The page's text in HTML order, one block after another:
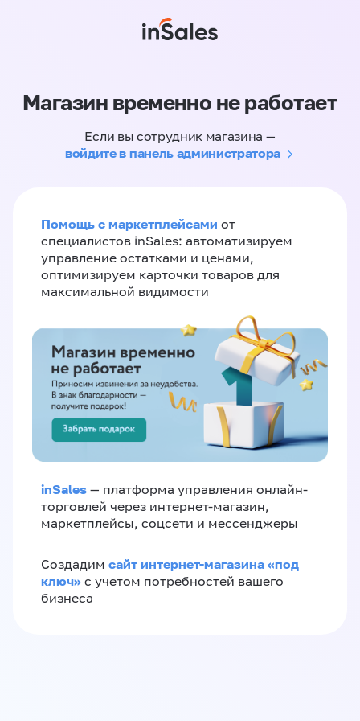
Магазин временно не работает
Если вы сотрудник магазина —
войдите в панель администратора
Помощь с маркетплейсами от
специалистов inSales: автоматизируем
управление остатками и ценами,
оптимизируем карточки товаров для
максимальной видимости
inSales — платформа управления онлайн-
торговлей через интернет-магазин,
маркетплейсы, соцсети и мессенджеры
Создадим сайт интернет-магазина «под
ключ» с учетом потребностей вашего
бизнеса